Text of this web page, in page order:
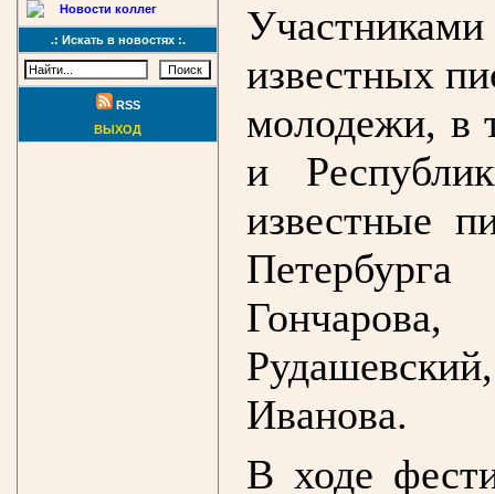
Новости коллег
.: Искать в новостях :.
RSS
ВЫХОД
известных
молодежи, в
и
известные
Иванова.
В ходе